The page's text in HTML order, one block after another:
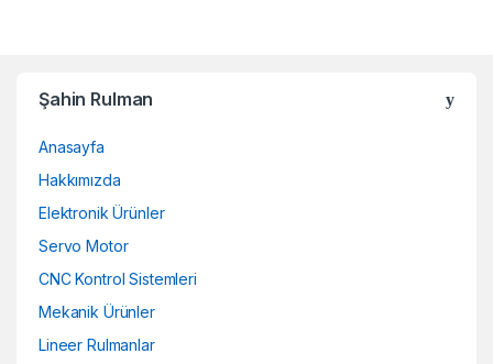
Şahin Rulman
Anasayfa
Hakkımızda
Elektronik Ürünler
Servo Motor
CNC Kontrol Sistemleri
Mekanik Ürünler
Lineer Rulmanlar